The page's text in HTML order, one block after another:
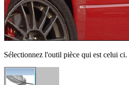
Sélectionnez l'outil pièce qui est celui ci.